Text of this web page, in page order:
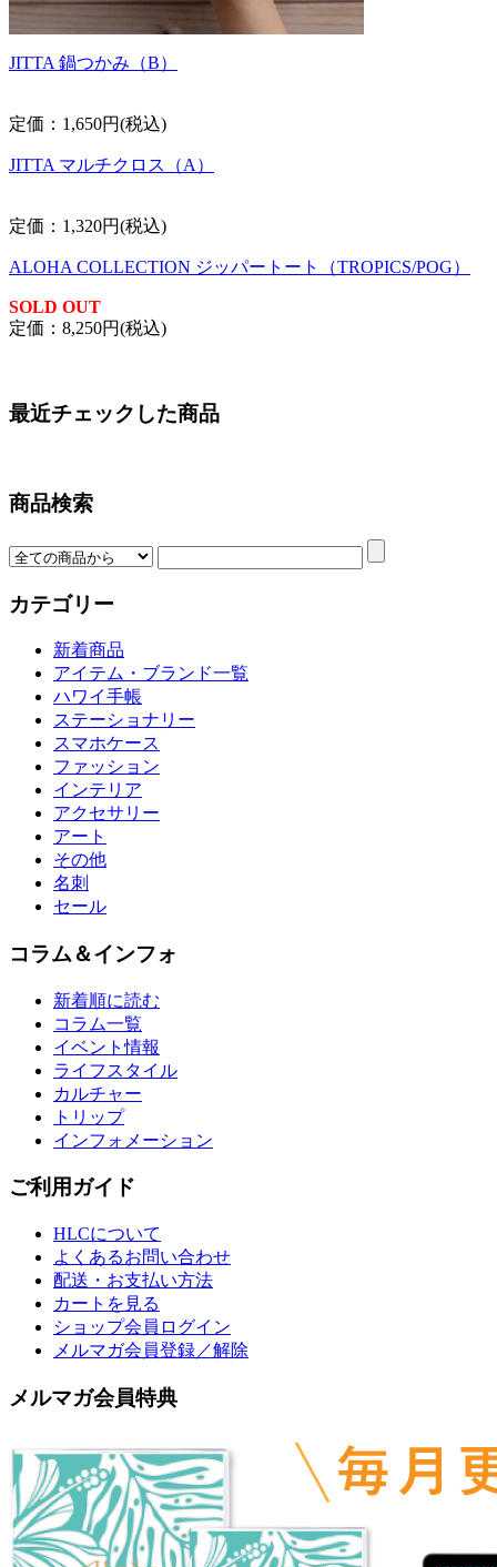
JITTA 鍋つかみ（B）
定価：1,650円(税込)
JITTA マルチクロス（A）
定価：1,320円(税込)
ALOHA COLLECTION ジッパートート（TROPICS/POG）
SOLD OUT
定価：8,250円(税込)
最近チェックした商品
商品検索
カテゴリー
新着商品
アイテム・ブランド一覧
ハワイ手帳
ステーショナリー
スマホケース
ファッション
インテリア
アクセサリー
アート
その他
名刺
セール
コラム＆インフォ
新着順に読む
コラム一覧
イベント情報
ライフスタイル
カルチャー
トリップ
インフォメーション
ご利用ガイド
HLCについて
よくあるお問い合わせ
配送・お支払い方法
カートを見る
ショップ会員ログイン
メルマガ会員登録／解除
メルマガ会員特典